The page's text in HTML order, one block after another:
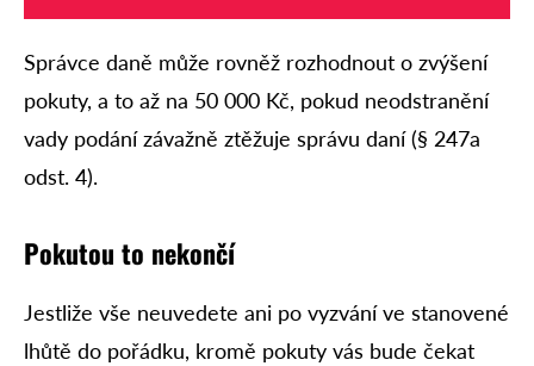
Správce daně může rovněž rozhodnout o zvýšení
pokuty, a to až na 50 000 Kč, pokud neodstranění
vady podání závažně ztěžuje správu daní (§ 247a
odst. 4).
Pokutou to nekončí
Jestliže vše neuvedete ani po vyzvání ve stanovené
lhůtě do pořádku, kromě pokuty vás bude čekat